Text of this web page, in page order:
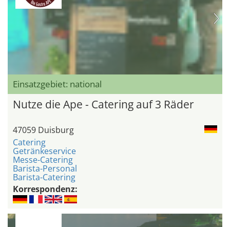
Einsatzgebiet: national
Nutze die Ape - Catering auf 3 Räder
47059 Duisburg
Catering
Getränkeservice
Messe-Catering
Barista-Personal
Barista-Catering
Korrespondenz: